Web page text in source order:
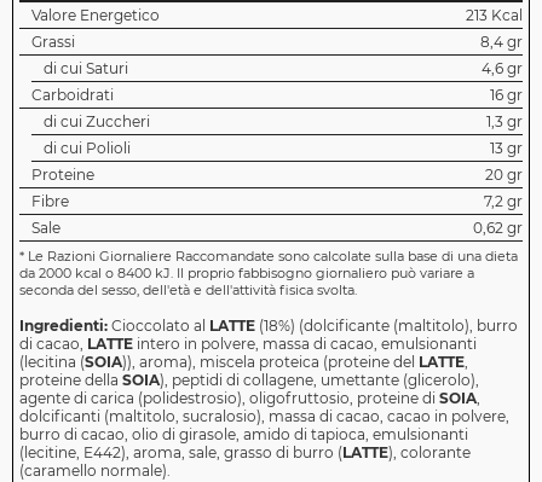
Valore Energetico
213 Kcal
Grassi
8,4 gr
di cui Saturi
4,6 gr
Carboidrati
16 gr
di cui Zuccheri
1,3 gr
di cui Polioli
13 gr
Proteine
20 gr
Fibre
7,2 gr
Sale
0,62 gr
* Le Razioni Giornaliere Raccomandate sono calcolate sulla base di una dieta
da 2000 kcal o 8400 kJ. Il proprio fabbisogno giornaliero può variare a
seconda del sesso, dell'età e dell'attività fisica svolta.
Ingredienti: Cioccolato al LATTE (18%) (dolcificante (maltitolo), burro
di cacao, LATTE intero in polvere, massa di cacao, emulsionanti
(lecitina (SOIA)), aroma), miscela proteica (proteine del LATTE,
proteine della SOIA), peptidi di collagene, umettante (glicerolo),
agente di carica (polidestrosio), oligofruttosio, proteine di SOIA,
dolcificanti (maltitolo, sucralosio), massa di cacao, cacao in polvere,
burro di cacao, olio di girasole, amido di tapioca, emulsionanti
(lecitine, E442), aroma, sale, grasso di burro (LATTE), colorante
(caramello normale).